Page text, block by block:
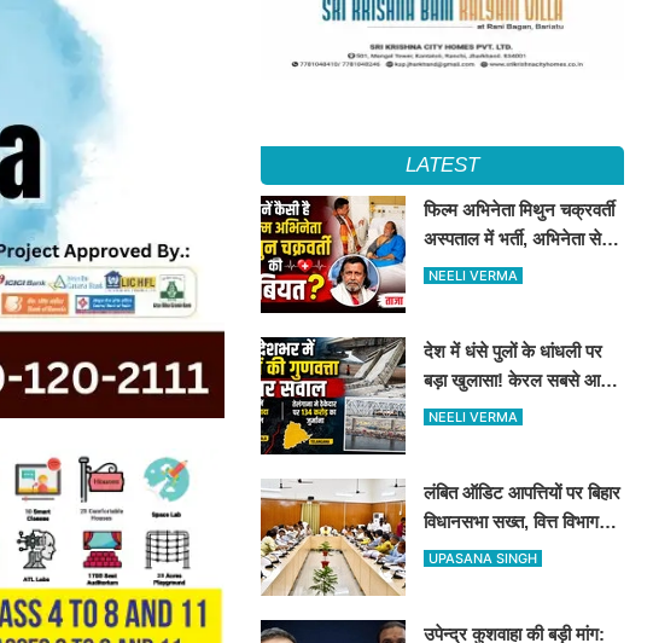
LATEST
फिल्म अभिनेता मिथुन चक्रवर्ती
अस्पताल में भर्ती, अभिनेता से
मिले CM शुभेंदु अधिकारी
NEELI VERMA
देश में धंसे पुलों के धांधली पर
बड़ा खुलासा! केरल सबसे आगे,
तेलंगाना में ठेकेदार पर ₹134
NEELI VERMA
लंबित ऑडिट आपत्तियों पर बिहार
विधानसभा सख्त, वित्त विभाग
बना नोडल एजेंसी; सभी विभागों
UPASANA SINGH
उपेन्द्र कुशवाहा की बड़ी मांग: